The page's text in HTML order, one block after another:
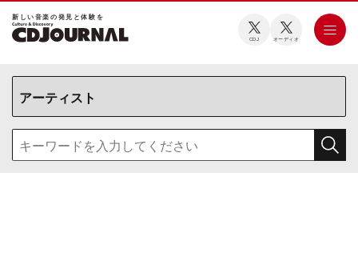
新しい⾳楽の発⾒と体験を
CDJ オーディオ